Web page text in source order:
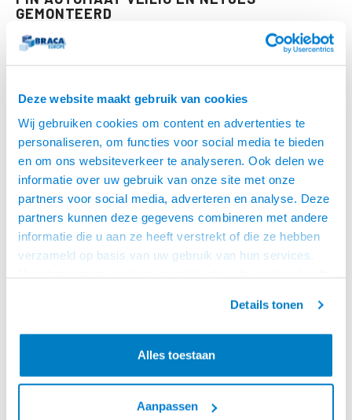
Deze website maakt gebruik van cookies
Wij gebruiken cookies om content en advertenties te
personaliseren, om functies voor social media te bieden
en om ons websiteverkeer te analyseren. Ook delen we
informatie over uw gebruik van onze site met onze
partners voor social media, adverteren en analyse. Deze
partners kunnen deze gegevens combineren met andere
informatie die u aan ze heeft verstrekt of die ze hebben
verzameld op basis van uw gebruik van hun services.
Details tonen
Alles toestaan
Aanpassen
GEMONTEERD
Een beugel helpt om de pin automaat beter op zijn plek te houden. Dat
rustiger en overzichtelijker blijft.
VOOR WINKELS, HORECA, BALIES EN
SERVICEPUNTEN
Pin automaat beugels worden gebruikt in winkels, restaurants, hotels,
recepties, zorgomgevingen, afhaalbalies, servicebalies en
helpt een vaste houder om de betaalhandeling soepeler te laten
betaalterminal. Let op formaat, bevestiging, montagevlak en
BEUGELSENMEER.NL?